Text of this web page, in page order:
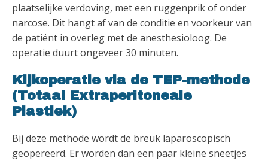
plaatselijke verdoving, met een ruggenprik of onder
narcose. Dit hangt af van de conditie en voorkeur van
de patiënt in overleg met de anesthesioloog. De
operatie duurt ongeveer 30 minuten.
Kijkoperatie via de TEP-methode
(Totaal Extraperitoneale
Plastiek)
Bij deze methode wordt de breuk laparoscopisch
geopereerd. Er worden dan een paar kleine sneetjes